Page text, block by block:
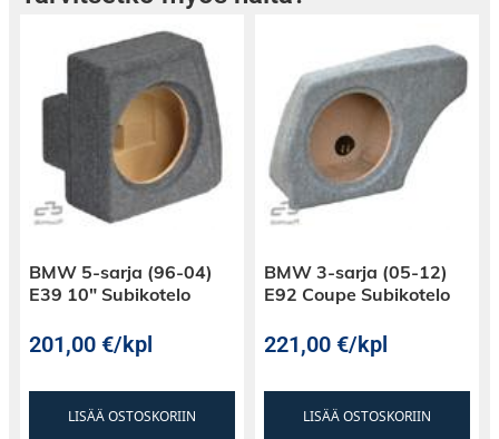
BMW 5-sarja (96-04)
E39 10″ Subikotelo
201,00€/kpl
LISÄÄ OSTOSKORIIN
BMW 3-sarja (05-12)
E92 Coupe Subikotelo
221,00€/kpl
LISÄÄ OSTOSKORIIN